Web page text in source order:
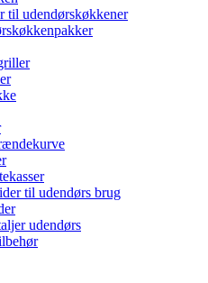
til udendørskøkkener
til udendørs brug
udendørs